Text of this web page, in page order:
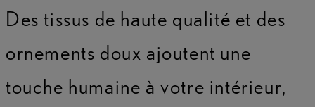
Des tissus de haute qualité et des
ornements doux ajoutent une
touche humaine à votre intérieur,